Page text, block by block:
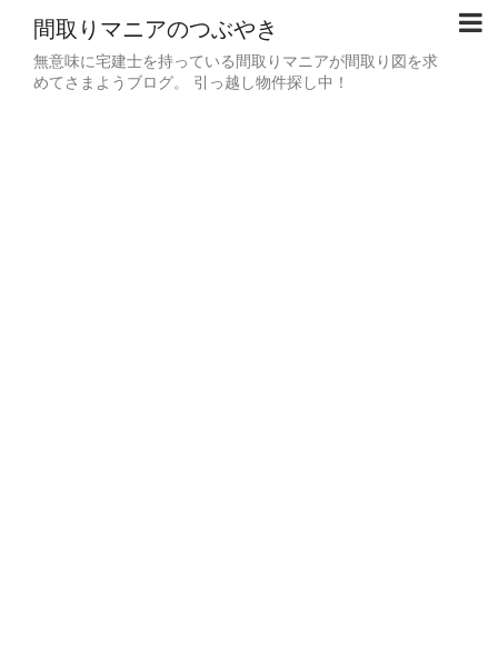
間取りマニアのつぶやき
無意味に宅建士を持っている間取りマニアが間取り図を求
めてさまようブログ。 引っ越し物件探し中！